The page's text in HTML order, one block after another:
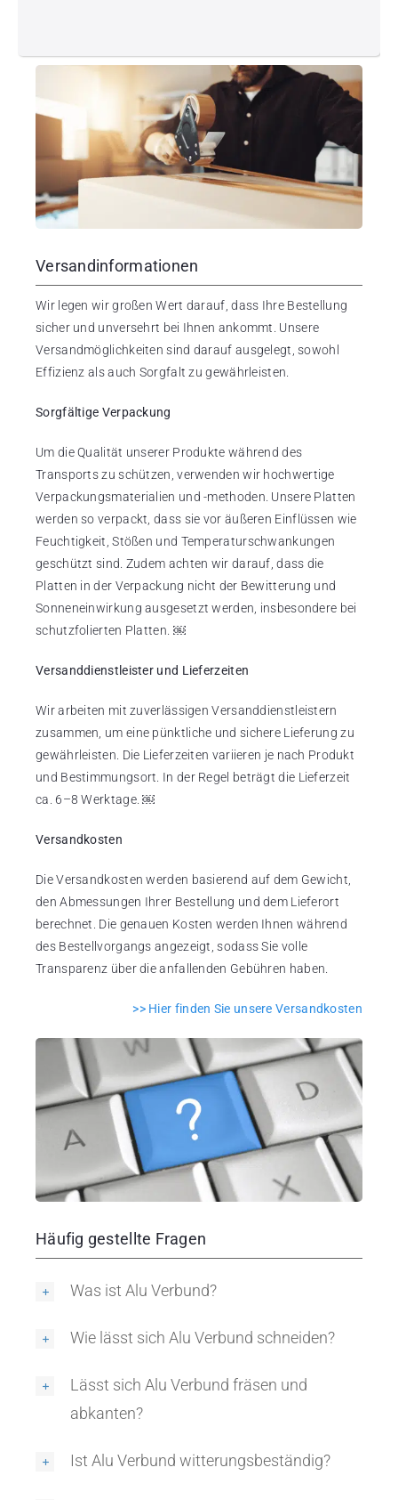
Versandinformationen
Wir legen wir großen Wert darauf, dass Ihre Bestellung
sicher und unversehrt bei Ihnen ankommt. Unsere
Versandmöglichkeiten sind darauf ausgelegt, sowohl
Effizienz als auch Sorgfalt zu gewährleisten.
Sorgfältige Verpackung
Um die Qualität unserer Produkte während des
Transports zu schützen, verwenden wir hochwertige
Verpackungsmaterialien und -methoden. Unsere Platten
werden so verpackt, dass sie vor äußeren Einflüssen wie
Feuchtigkeit, Stößen und Temperaturschwankungen
geschützt sind. Zudem achten wir darauf, dass die
Platten in der Verpackung nicht der Bewitterung und
Sonneneinwirkung ausgesetzt werden, insbesondere bei
schutzfolierten Platten. ￼
Versanddienstleister und Lieferzeiten
Wir arbeiten mit zuverlässigen Versanddienstleistern
zusammen, um eine pünktliche und sichere Lieferung zu
gewährleisten. Die Lieferzeiten variieren je nach Produkt
und Bestimmungsort. In der Regel beträgt die Lieferzeit
ca. 6–8 Werktage. ￼
Versandkosten
Die Versandkosten werden basierend auf dem Gewicht,
den Abmessungen Ihrer Bestellung und dem Lieferort
berechnet. Die genauen Kosten werden Ihnen während
des Bestellvorgangs angezeigt, sodass Sie volle
Transparenz über die anfallenden Gebühren haben.
>> Hier finden Sie unsere Versandkosten
Häufig gestellte Fragen
Was ist Alu Verbund?
Wie lässt sich Alu Verbund schneiden?
Lässt sich Alu Verbund fräsen und
abkanten?
Ist Alu Verbund witterungsbeständig?